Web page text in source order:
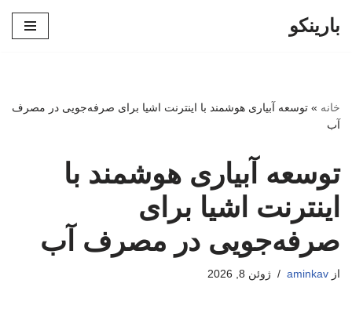
بارینکو
خانه » توسعه آبیاری هوشمند با اینترنت اشیا برای صرفه‌جویی در مصرف
آب
توسعه آبیاری هوشمند با
اینترنت اشیا برای
صرفه‌جویی در مصرف آب
از aminkav ژوئن 8, 2026